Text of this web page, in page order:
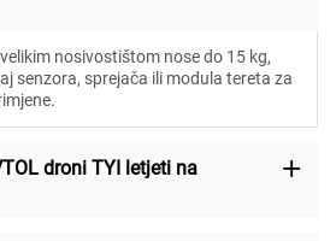
nosivostištom nose do 15 kg,
senzora, sprejača ili modula tereta za
droni TYI letjeti na